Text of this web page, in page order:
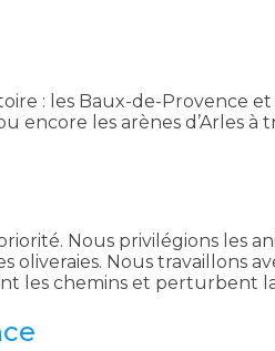
: les Baux-de-Provence
encore les arènes
Nous privilégions les
Nous travaillons
les chemins et perturbent